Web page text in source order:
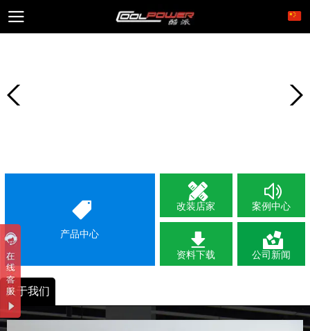
产品中心
改装店家 案例中心
资料下载 公司新闻
关于我们